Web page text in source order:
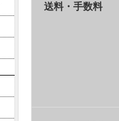
送料・手数料